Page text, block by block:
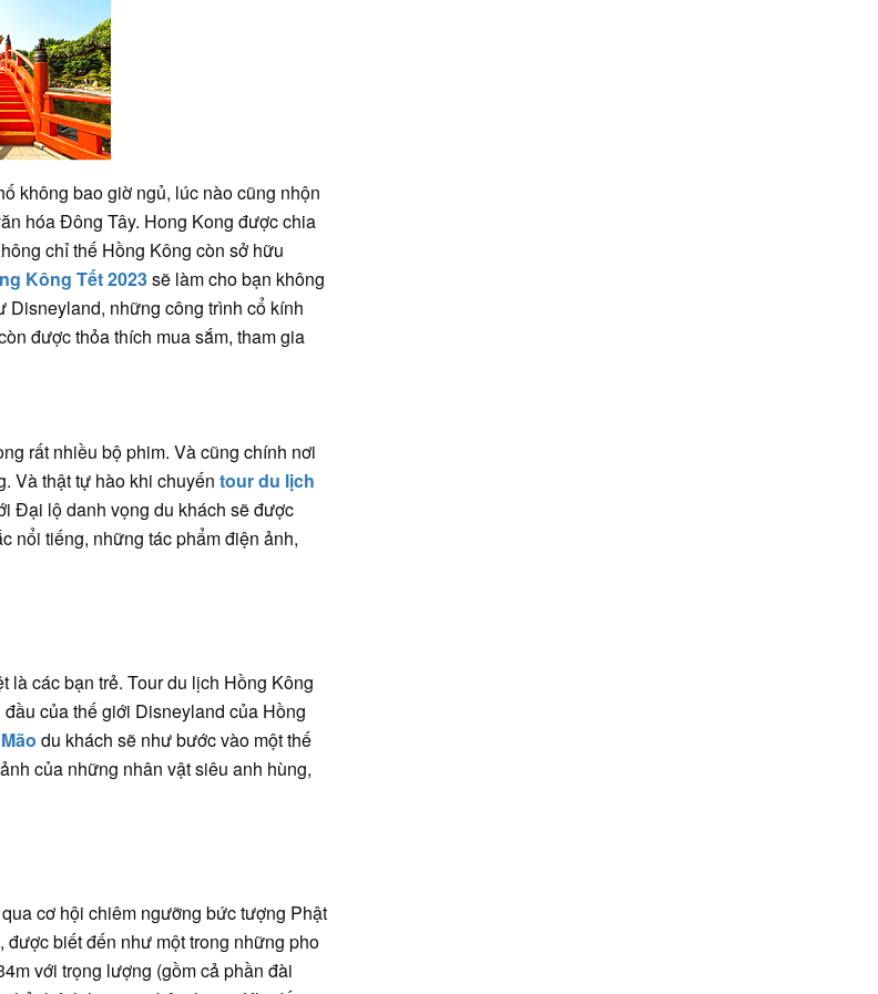
không bao giờ ngủ, lúc nào cũng nhộn
hóa Đông Tây. Hong Kong được chia
chỉ thế Hồng Kông còn sở hữu
Kông Tết 2023sẽ làm cho bạn không
những công trình cổ kính
được thỏa thích mua sắm, tham gia
rất nhiều bộ phim. Và cũng chính nơi
Và thật tự hào khi chuyến tour du lịch
Đại lộ danh vọng du khách sẽ được
nổi tiếng, những tác phẩm điện ảnh,
các bạn trẻ. Tour du lịch Hồng Kông
của thế giới Disneyland của Hồng
du khách sẽ như bước vào một thế
của những nhân vật siêu anh hùng,
cơ hội chiêm ngưỡng bức tượng Phật
biết đến như một trong những pho
với trọng lượng (gồm cả phần đài